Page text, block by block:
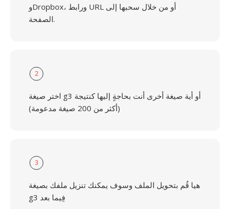
وDropbox، ورابط URL أو من خلال سحبها إلى
الصفحة.
2
اختر صيغة g3 أو أية صيغة أخرى أنت بحاجةٍ إليها كنتيجة
(أكثر من 200 صيغة مدعومة)
3
هيا قُم بتحويل الملف وسوف يمكنك تنزيل ملفك بصيغة
g3 فِيما بعد